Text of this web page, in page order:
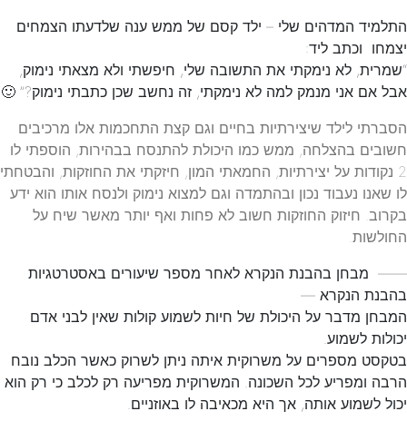
התלמיד המדהים שלי – ילד קסם של ממש ענה שלדעתו הצמחים
יצמחו וכתב ליד:
“שמרית, לא נימקתי את התשובה שלי, חיפשתי ולא מצאתי נימוק,
אבל אם אני מנמק למה לא נימקתי, זה נחשב שכן כתבתי נימוק?” 🙂
הסברתי לילד שיצירתיות בחיים וגם קצת התחכמות אלו מרכיבים
חשובים בהצלחה, ממש כמו היכולת להתנסח בבהירות, הוספתי לו
2 נקודות על יצירתיות, החמאתי המון, חיזקתי את החוזקות, והבטחתי
לו שאנו נעבוד נכון ובהתמדה וגם למצוא נימוק ולנסח אותו הוא ידע
בקרוב. חיזוק החוזקות חשוב לא פחות ואף יותר מאשר שיח על
החולשות.
—— מבחן בהבנת הנקרא לאחר מספר שיעורים באסטרטגיות
בהבנת הנקרא —
המבחן מדבר על היכולת של חיות לשמוע קולות שאין לבני אדם
יכולות לשמוע.
בטקסט מספרים על משרוקית איתה ניתן לשרוק כאשר הכלב נובח
הרבה ומפריע לכל השכונה. המשרוקית מפריעה רק לכלב כי רק הוא
יכול לשמוע אותה, אך היא מכאיבה לו באוזניים.